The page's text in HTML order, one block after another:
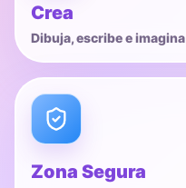
Crea
Dibuja, escribe e imagina
Zona Segura